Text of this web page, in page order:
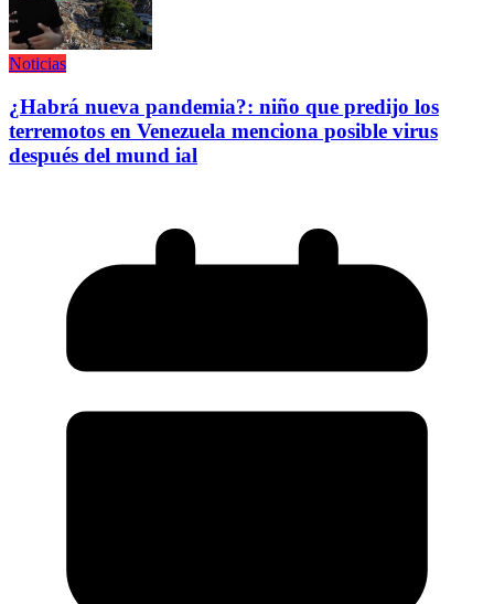
Noticias
¿Habrá nueva pandemia?: niño que predijo los
terremotos en Venezuela menciona posible virus
después del mund ial